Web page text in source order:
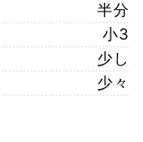
半分
小3
少し
少々